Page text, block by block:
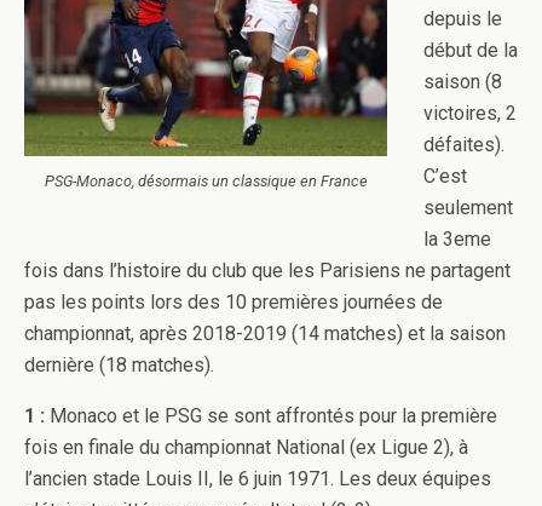
PSG-Monaco, désormais un classique en France
depuis le
début de la
saison (8
victoires, 2
défaites).
C’est
seulement
la 3eme
fois dans l’histoire du club que les Parisiens ne partagent
pas les points lors des 10 premières journées de
championnat, après 2018-2019 (14 matches) et la saison
dernière (18 matches).
1 : Monaco et le PSG se sont affrontés pour la première
fois en finale du championnat National (ex Ligue 2), à
l’ancien stade Louis II, le 6 juin 1971. Les deux équipes